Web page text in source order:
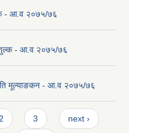
- आ.व २०७५/७६
शुल्क - आ.व २०७५/७६
मूल्याङकन - आ.व २०७५/७६
2 3 next ›